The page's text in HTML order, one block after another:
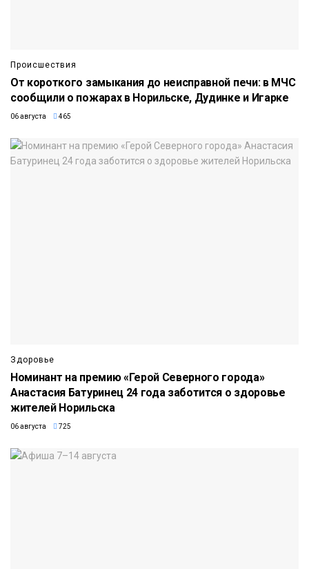
Происшествия
От короткого замыкания до неисправной печи: в МЧС
сообщили о пожарах в Норильске, Дудинке и Игарке
06 августа 465
Здоровье
Номинант на премию «Герой Северного города»
Анастасия Батуринец 24 года заботится о здоровье
жителей Норильска
06 августа 725